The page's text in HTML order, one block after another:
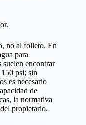
no al folleto. En
para
encontrar
psi; sin
es necesario
de
la normativa
propietario.